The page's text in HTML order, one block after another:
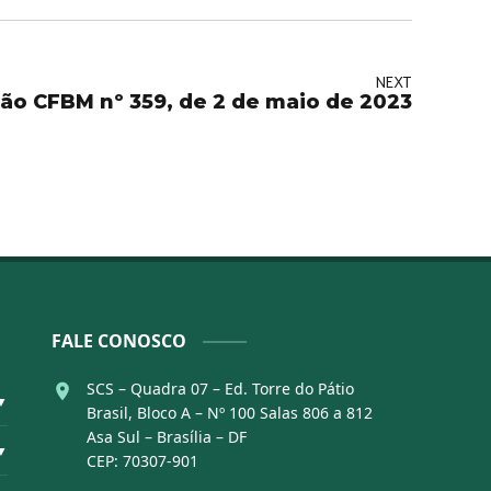
NEXT
CFBM nº 359, de 2 de maio de 2023
FALE CONOSCO
SCS – Quadra 07 – Ed. Torre do Pátio
Brasil, Bloco A – Nº 100 Salas 806 a 812
Asa Sul – Brasília – DF
CEP: 70307-901